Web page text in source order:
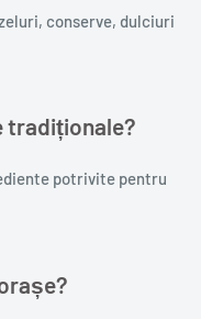
conserve, dulciuri
tradiționale?
potrivite pentru